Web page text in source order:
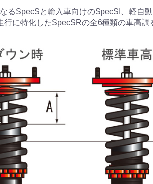
るSpecSと輸入車向けのSpecSI、軽自
に特化したSpecSRの全6種類の車高調